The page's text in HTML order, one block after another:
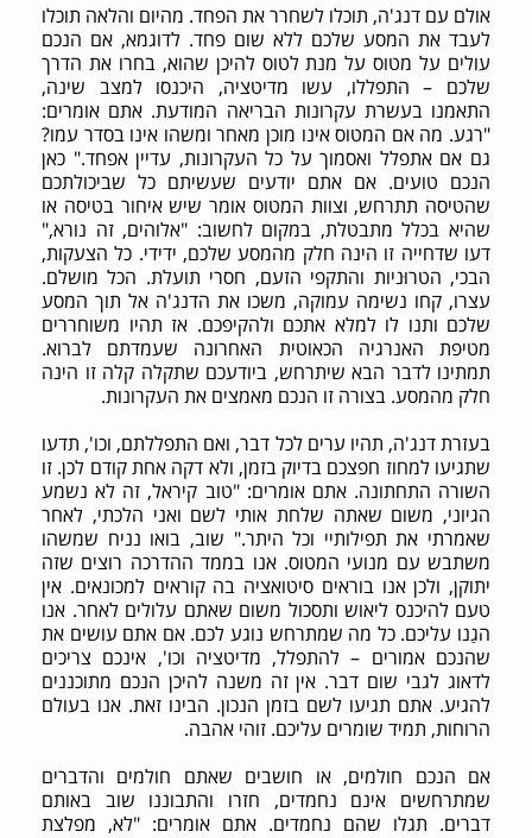
אולם עם דנג'ה, תוכלו לשחרר את הפחד. מהיום והלאה תוכלו
לעבד את המסע שלכם ללא שום פחד. לדוגמא, אם הנכם
עולים על מטוס על מנת לטוס להיכן שהוא, בחרו את הדרך
שלכם – התפללו, עשו מדיטציה, היכנסו למצב שינה,
התאמנו בעשרת עקרונות הבריאה המודעת. אתם אומרים:
"רגע. מה אם המטוס אינו מוכן מאחר ומשהו אינו בסדר עמו?
גם אם אתפלל ואסמוך על כל העקרונות, עדיין אפחד." כאן
הנכם טועים. אם אתם יודעים שעשיתם כל שביכולתכם
שהטיסה תתרחש, וצוות המטוס אומר שיש איחור בטיסה או
שהיא בכלל מתבטלת, במקום לחשוב: "אלוהים, זה נורא,"
דעו שדחייה זו הינה חלק מהמסע שלכם, ידידי. כל הצעקות,
הבכי, הטרוּניות והתקפי הזעם, חסרי תועלת. הכל מושלם.
עצרו, קחו נשימה עמוקה, משכו את הדנג'ה אל תוך המסע
שלכם ותנו לו למלא אתכם ולהקיפכם. אז תהיו משוחררים
מטיפת האנרגיה הכאוטית האחרונה שעמדתם לברוא.
תמתינו לדבר הבא שיתרחש, ביודעכם שתקלה קלה זו הינה
חלק מהמסע. בצורה זו הנכם מאמצים את העקרונות.
בעזרת דנג'ה, תהיו ערים לכל דבר, ואם התפללתם, וכו', תדעו
שתגיעו למחוז חפצכם בדיוק בזמן, ולא דקה אחת קודם לכן. זו
השורה התחתונה. אתם אומרים: "טוב קיראל, זה לא נשמע
הגיוני, משום שאתה שלחת אותי לשם ואני הלכתי, לאחר
שאמרתי את תפילותיי וכל היתר." שוב, בואו נניח שמשהו
משתבש עם מנועי המטוס. אנו בממד ההדרכה רוצים שזה
יתוקן, ולכן אנו בוראים סיטואציה בה קוראים למכונאים. אין
טעם להיכנס ליאוש ותסכול משום שאתם עלולים לאחר. אנו
הגַנו עליכם. כל מה שמתרחש נוגע לכם. אם אתם עושים את
שהנכם אמורים – להתפלל, מדיטציה וכו', אינכם צריכים
לדאוג לגבי שום דבר. אין זה משנה להיכן הנכם מתוכננים
להגיע. אתם תגיעו לשם בזמן הנכון. הבינו זאת. אנו בעולם
הרוחות, תמיד שומרים עליכם. זוהי אהבה.
אם הנכם חולמים, או חושבים שאתם חולמים והדברים
שמתרחשים אינם נחמדים, חזרו והתבוננו שוב באותם
דברים. תגלו שהם נחמדים. אתם אומרים: "לא, מפלצת